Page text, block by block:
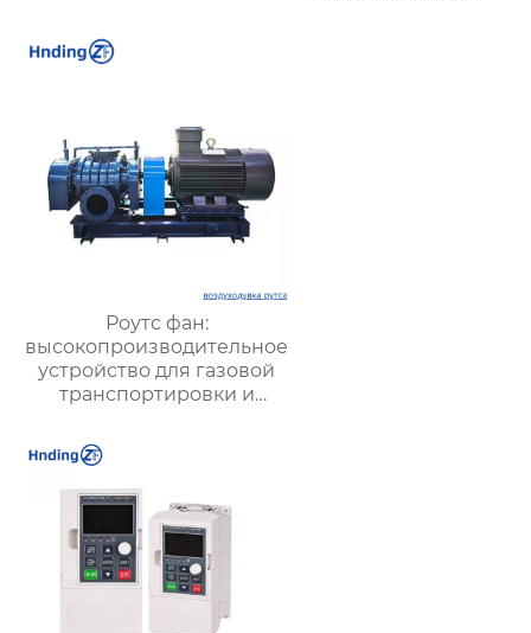
Роутс фан:
высокопроизводительное
устройство для газовой
транспортировки и
преимущества,
применение и
рекомендации